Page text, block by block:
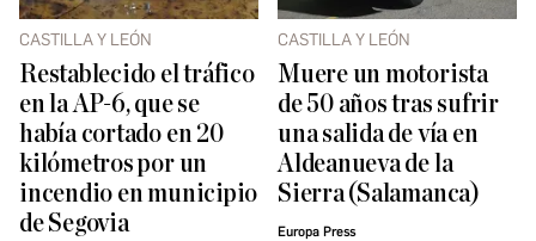
CASTILLA Y LEÓN
Restablecido el tráfico
en la AP-6, que se
había cortado en 20
kilómetros por un
incendio en municipio
de Segovia
CASTILLA Y LEÓN
Muere un motorista
de 50 años tras sufrir
una salida de vía en
Aldeanueva de la
Sierra (Salamanca)
Europa Press